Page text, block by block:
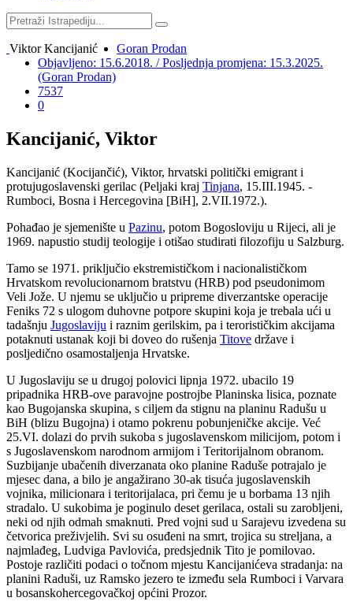
Viktor Kancijanić
Goran Prodan
Objavljeno: 15.6.2018. / Posljednja promjena: 15.3.2025.
(Goran Prodan)
7537
0
Kancijanić, Viktor
Kancijanić (Kocijančić), Viktor, hrvatski politički emigrant i
protujugoslavenski gerilac (Peljaki kraj Tinjana, 15.III.1945. -
Rumboci, Bosna i Hercegovina [BiH], 2.VII.1972.).
Pohađao je sjemenište u Pazinu, potom Bogosloviju u Rijeci, ali je
1969. napustio studij teologije i otišao studirati filozofiju u Salzburg.
Tamo se 1971. priključio ekstremističkom i nacionalističkom
Hrvatskom revolucionarnom bratstvu (HRB) pod pseudonimom
Veli Jože. U njemu se uključio u pripreme diverzantske operacije
Feniks 72 s ulogom duhovne potpore skupini koja je trebala ući u
tadašnju Jugoslaviju i raznim gerilskim, pa i terorističkim akcijama
potaknuti ustanak koji bi doveo do rušenja Titove države i
posljedično osamostaljenja Hrvatske.
U Jugoslaviju se u drugoj polovici lipnja 1972. ubacilo 19
pripadnika HRB-ove paravojne postrojbe Planinska lisica, poznate
kao Bugojanska skupina, s ciljem da stignu na planinu Radušu u
BiH (blizu Bugojna) i otamo pokrenu pobunjeničke akcije. Već
25.VI. dolazi do prvih sukoba s jugoslavenskom milicijom, potom i
s Jugoslavenskom narodnom armijom i Teritorijalnom obranom.
Suzbijanje ubačenih diverzanata oko planine Raduše potrajalo je
mjesec dana, a bilo je angažirano 30-ak tisuća jugoslavenskih
vojnika, milicionara i teritorijalaca, pri čemu je u borbama 13 njih
stradalo. U sukobima je poginulo deset gerilaca, ostali su zarobljeni,
neki od njih odmah smaknuti. Pred vojni sud u Sarajevu izvedena su
četvorica preživjelih. Svi su osuđeni na smrt, trojica su streljana, a
najmlađeg, Ludviga Pavlovića, predsjednik Tito je pomilovao.
Postoje različiti podaci o točnom mjestu Kancijanićeva stradanja: na
planini Raduši, uz Ramsko jezero te između sela Rumboci i Varvara
u bosanskohercegovačkoj općini Prozor.